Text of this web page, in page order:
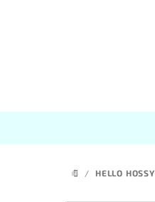
DOMOV
/ HELLO HOSSY